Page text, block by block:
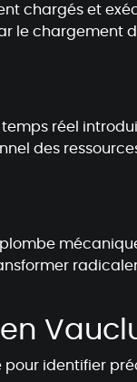
chargés et
le chargement
réel
des
identifier